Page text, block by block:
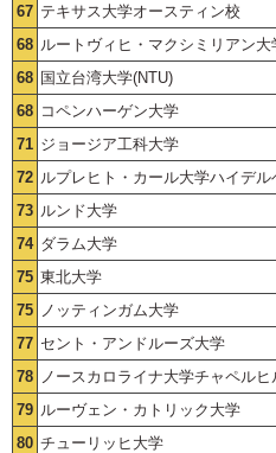
67 テキサス大学オースティン校
68 ルートヴィヒ・マクシミリアン大
68 国立台湾大学(NTU)
68 コペンハーゲン大学
71 ジョージア工科大学
72 ルプレヒト・カール大学ハイデル
73 ルンド大学
74 ダラム大学
75 東北大学
75
ノッティンガム大学
77 セント・アンドルーズ大学
78
ノースカロライナ大学チャペルヒ
79 ルーヴェン・カトリック大学
80 チューリッヒ大学